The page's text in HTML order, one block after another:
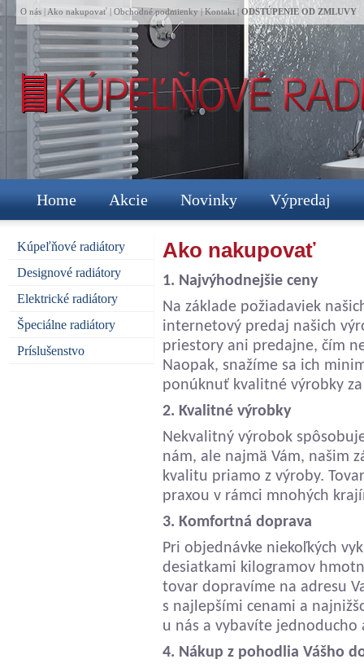
O nás Ako nakupovať Obchodné podmienky |Kontakt| ODSTÚPENIE OD ZMLUVY
Home Akcie Novinky Výpredaj
Kúpeľňové radiátory
Designové radiátory
Elektrické radiátory
Špeciálne radiátory
Príslušenstvo
Ako nakupovať
1. Najvýhodnejšie ceny
Na základe požiadaviek
internetový predaj našich
priestory ani predajne, čím
Naopak, snažíme sa ich
ponúknuť kvalitné výrobky za
2. Kvalitné výrobky
Nekvalitný výrobok
nám, ale najmä Vám, našim
kvalitu priamo z výroby.
praxou v rámci mnohých
3. Komfortná doprava
Pri objednávke niekoľkých
desiatkami kilogramov
tovar dopravíme na adresu
s najlepšími cenami a
u nás a vybavíte
4. Nákup z pohodlia Vášho